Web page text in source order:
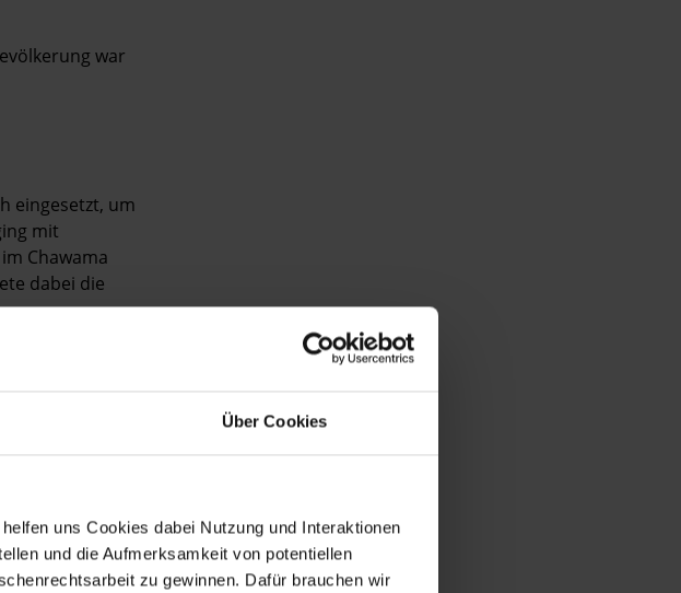
Über Cookies
uns Cookies dabei Nutzung und Interaktionen
und die Aufmerksamkeit von potentiellen
zu gewinnen. Dafür brauchen wir
war
eingesetzt, um
mit
Chawama
dabei die
Mwamba
Anklage
hatten. Im
Fuß.
und
gestellt.